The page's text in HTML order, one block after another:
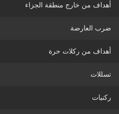
أهداف من خارج منطقة الجزاء
ضرب العارضة
أهداف من ركلات حرة
تسللات
ركنيات